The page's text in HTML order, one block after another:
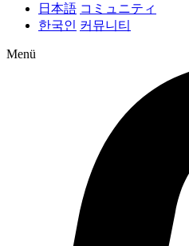
日本語 コミュニティ
한국인 커뮤니티
Menü